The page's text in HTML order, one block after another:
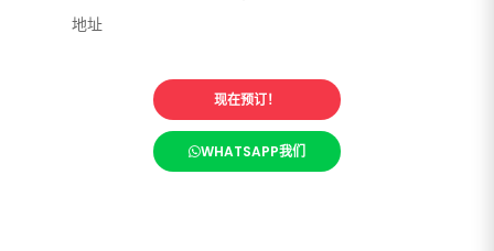
现在预订！
WHATSAPP我们